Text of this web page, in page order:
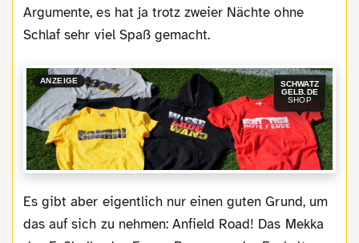
Argumente, es hat ja trotz zweier Nächte ohne
Schlaf sehr viel Spaß gemacht.
ANZEIGE
SCHWATZ
GELB.DE
SHOP
Es gibt aber eigentlich nur einen guten Grund, um
das auf sich zu nehmen: Anfield Road! Das Mekka